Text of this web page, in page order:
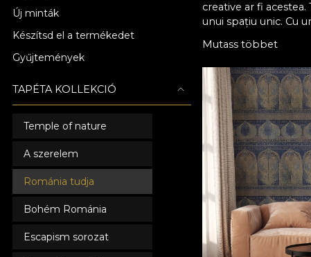
Új minták
Készítsd el a termékedet
Gyűjtemények
TAPÉTA KOLLEKCIÓ
Temple of nature
A szerelem
Románia tudja
Bohém Románia
Escapism sorozat
creative ar fi
unui spațiu unic. Cu
care să se
îmbina armonios,
brio testul timpului
Toate tapetele
preferințele tale în
Acum poți să-i oferi
mai comod. Nu
cu adevărat
într-un loc
Mutass többet